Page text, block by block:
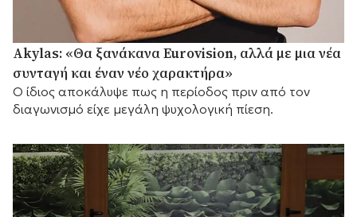
Akylas: «Θα ξανάκανα Eurovision, αλλά με μια νέα
συνταγή και έναν νέο χαρακτήρα»
Ο ίδιος αποκάλυψε πως η περίοδος πριν από τον
διαγωνισμό είχε μεγάλη ψυχολογική πίεση.